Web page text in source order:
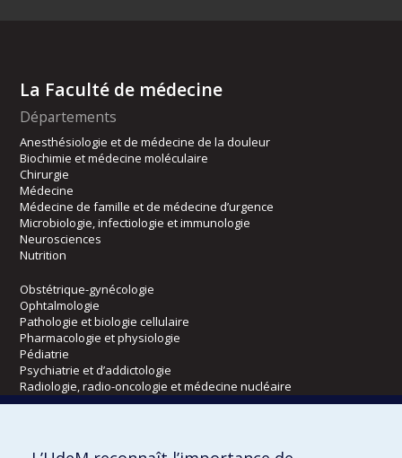
La Faculté de médecine
Départements
Anesthésiologie et de médecine de la douleur
Biochimie et médecine moléculaire
Chirurgie
Médecine
Médecine de famille et de médecine d’urgence
Microbiologie, infectiologie et immunologie
Neurosciences
Nutrition
Obstétrique-gynécologie
Ophtalmologie
Pathologie et biologie cellulaire
Pharmacologie et physiologie
Pédiatrie
Psychiatrie et d’addictologie
Radiologie, radio-oncologie et médecine nucléaire